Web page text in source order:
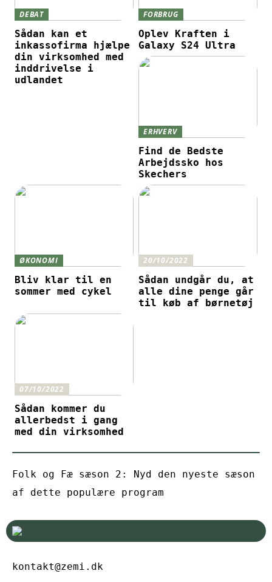
DEBAT
Sådan kan et
inkassofirma hjælpe
din virksomhed med
inddrivelse i
udlandet
FORBRUG
Oplev Kraften i
Galaxy S24 Ultra
ERHVERV
Find de Bedste
Arbejdssko hos
Skechers
ØKONOMI
Bliv klar til en
sommer med cykel
20/10/2022
Sådan undgår du, at
alle dine penge går
til køb af børnetøj
07/10/2022
Sådan kommer du
allerbedst i gang
med din virksomhed
Folk og Fæ sæson 2: Nyd den nyeste sæson
af dette populære program
kontakt@zemi.dk